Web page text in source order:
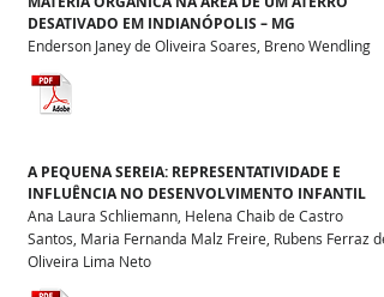
Enderson Janey de Oliveira Soares, Breno Wendling
DESATIVADO EM INDIANÓPOLIS – MG
Ana Laura Schliemann, Helena Chaib de Castro
Santos, Maria Fernanda Malz Freire, Rubens Ferraz de
Oliveira Lima Neto
A PEQUENA SEREIA: REPRESENTATIVIDADE E
INFLUÊNCIA NO DESENVOLVIMENTO INFANTIL